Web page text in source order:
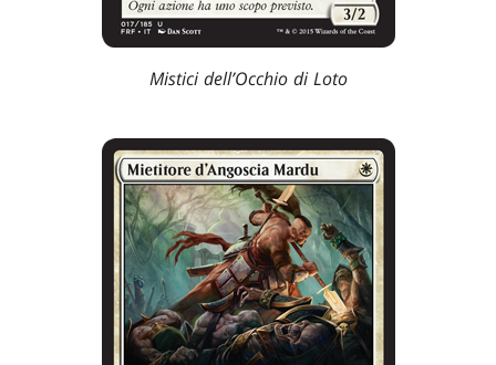
Mistici dell’Occhio di Loto